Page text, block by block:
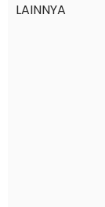
LAINNYA